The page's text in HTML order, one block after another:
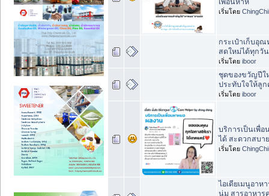
เพื่อนหาห
เริ่มโดย
กระเป๋าเก็บอุ
สดใหม่ได้ทุกวัน
เริ่มโดย iboor
ชุดของขวัญปีใ
ประทับใจให้ลู
เริ่มโดย iboor
บริการเป็นเพื่อ
ได้ สะดวกสบา
เริ่มโดย
ไอเดียเมนูอาห
นุ่ม สารอาหาร